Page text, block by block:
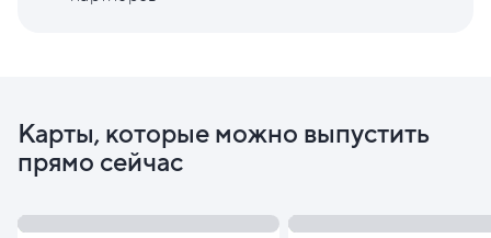
Карты, которые можно выпустить
прямо сейчас